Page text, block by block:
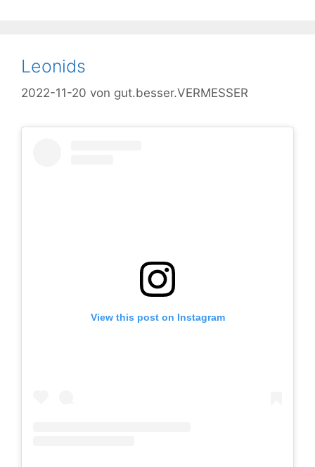
Leonids
2022-11-20 von gut.besser.VERMESSER
View this post on Instagram